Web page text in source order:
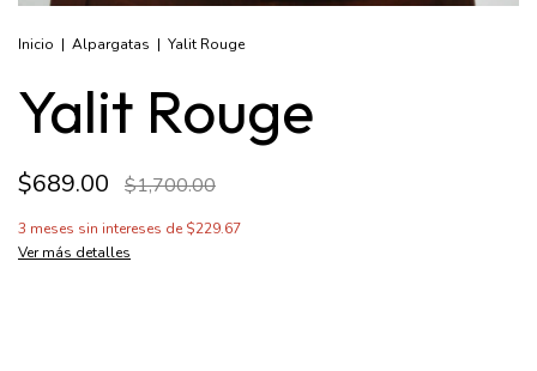
Inicio | Alpargatas | Yalit Rouge
Yalit Rouge
$689.00 $1,700.00
3 meses sin intereses de $229.67
Ver más detalles